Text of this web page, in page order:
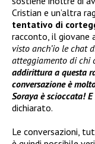
Cristian e un’altra
tentativo di
racconto, il giovane
visto anch’io le chat
atteggiamento di chi
addirittura a questa
conversazione è
Soraya è scioccata!
dichiarato.
Le conversazioni,